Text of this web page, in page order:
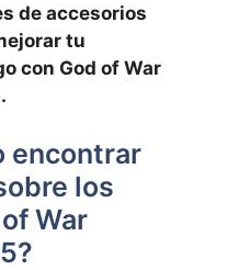
de accesorios
tu
con God of War
encontrar
los
War